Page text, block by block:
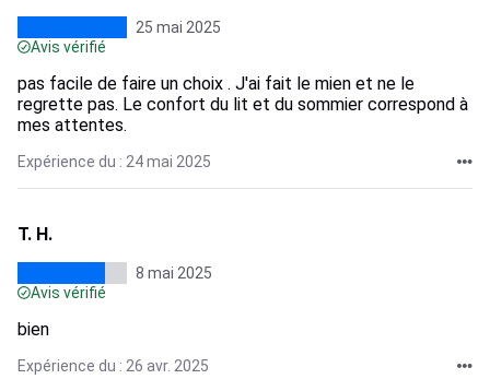
25 mai 2025
Avis vérifié
pas facile de faire un choix . J'ai fait le mien et ne le
regrette pas. Le confort du lit et du sommier correspond à
mes attentes.
Expérience du : 24 mai 2025
T. H.
8 mai 2025
Avis vérifié
bien
Expérience du : 26 avr. 2025